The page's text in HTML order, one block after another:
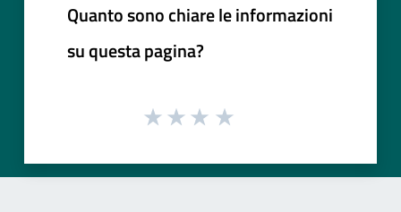
Quanto sono chiare le informazioni
su questa pagina?